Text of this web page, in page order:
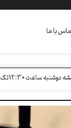
با ما
ساعت 12:30تک جلسه